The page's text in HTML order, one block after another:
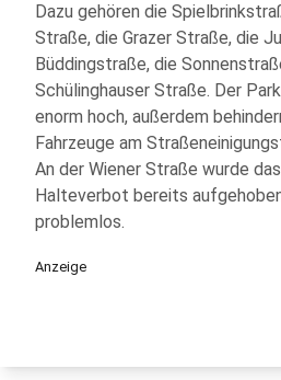
Dazu gehören die
Straße, die Grazer Straße, die
Büddingstraße, die
Schülinghauser Straße. Der
enorm hoch, außerdem
Fahrzeuge am
An der Wiener Straße wurde
Halteverbot bereits
problemlos.
Anzeige